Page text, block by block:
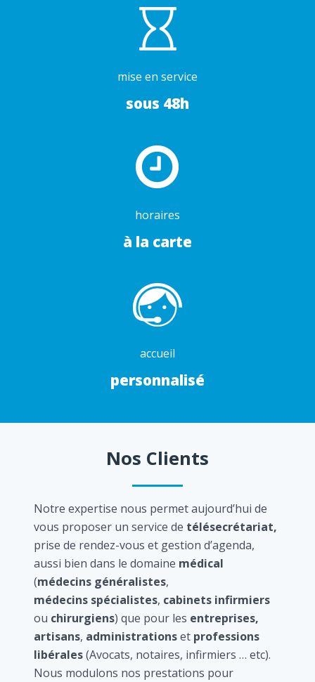
mise en service
sous 48h
horaires
à la carte
accueil
personnalisé
Nos Clients
Notre expertise nous permet aujourd’hui de
vous proposer un service de télésecrétariat,
prise de rendez-vous et gestion d’agenda,
aussi bien dans le domaine médical
(médecins généralistes,
médecins spécialistes, cabinets infirmiers
ou chirurgiens) que pour les entreprises,
artisans, administrationset professions
libérales(Avocats, notaires, infirmiers … etc).
Nous modulons nos prestations pour